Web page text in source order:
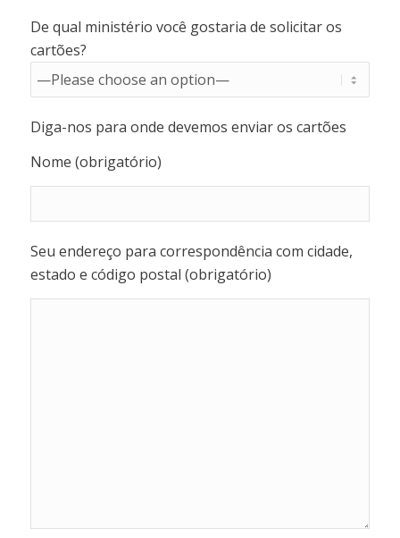
De qual ministério você gostaria de solicitar os
cartões?
Diga-nos para onde devemos enviar os cartões
Nome (obrigatório)
Seu endereço para correspondência com cidade,
estado e código postal (obrigatório)